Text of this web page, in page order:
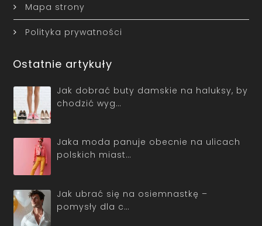
Mapa strony
Polityka prywatności
Ostatnie artykuły
Jak dobrać buty damskie na haluksy, by
chodzić wyg…
Jaka moda panuje obecnie na ulicach
polskich miast…
Jak ubrać się na osiemnastkę –
pomysły dla c…